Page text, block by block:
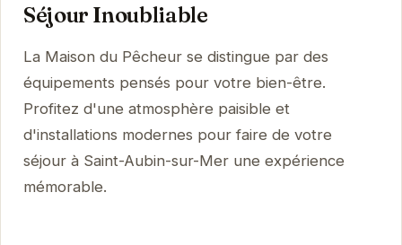
Séjour Inoubliable
La Maison du Pêcheur se distingue par des
équipements pensés pour votre bien-être.
Profitez d'une atmosphère paisible et
d'installations modernes pour faire de votre
séjour à Saint-Aubin-sur-Mer une expérience
mémorable.